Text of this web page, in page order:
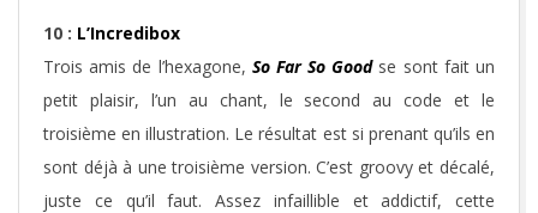
10 : L’Incredibox
Trois amis de l’hexagone, So Far So Goodse sont fait un
petit plaisir, l’un au chant, le second au code et le
troisième en illustration. Le résultat est si prenant qu’ils en
sont déjà à une troisième version. C’est groovy et décalé,
juste ce qu’il faut. Assez infaillible et addictif, cette